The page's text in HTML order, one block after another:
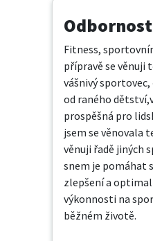
Fitness,
přípravě se věnuji
vášnivý
od raného
prospěšná pro
jsem se věnovala
věnuji řadě jiných
snem je pomáhat
zlepšení a
výkonnosti na
běžném životě.